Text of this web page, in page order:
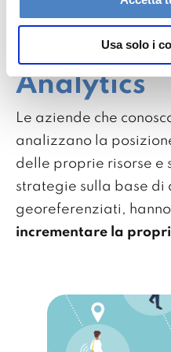
Usa solo i
I vantaggi
della
Analytics
Le aziende che
analizzano la
delle proprie risorse e
strategie sulla base di
georeferenziati, hanno
incrementare la